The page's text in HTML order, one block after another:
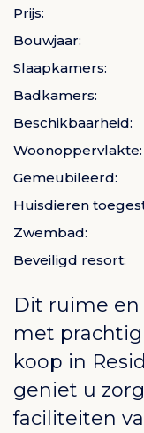
Prijs:
Bouwjaar:
Slaapkamers:
Badkamers:
Beschikbaarheid:
Woonoppervlakte:
Gemeubileerd:
Huisdieren
Zwembad:
Beveiligd resort:
Dit ruime
met
koop in
geniet u
faciliteiten